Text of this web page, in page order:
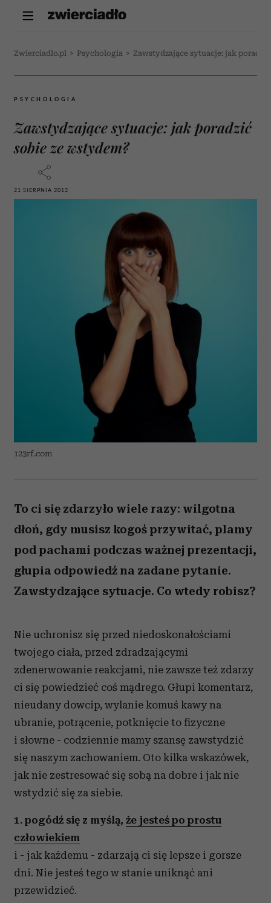
Zwierciadlo.pl > Psychologia > Zawstydzające sytuacje: jak
PSYCHOLOGIA
Zawstydzające sytuacje: jak poradzić
sobie ze wstydem?
21 SIERPNIA 2012
123rf.com
To ci się zdarzyło wiele razy: wilgotna
dłoń, gdy musisz kogoś przywitać, plamy
pod pachami podczas ważnej prezentacji,
głupia odpowiedź na zadane pytanie.
Zawstydzające sytuacje. Co wtedy robisz?
Nie uchronisz się przed niedoskonałościami
twojego ciała, przed zdradzającymi
zdenerwowanie reakcjami, nie zawsze też zdarzy
ci się powiedzieć coś mądrego. Głupi komentarz,
nieudany dowcip, wylanie komuś kawy na
ubranie, potrącenie, potknięcie to fizyczne
i słowne - codziennie mamy szansę zawstydzić
się naszym zachowaniem. Oto kilka wskazówek,
jak nie zestresować się sobą na dobre i jak nie
wstydzić się za siebie.
1. pogódź się z myślą, że jesteś po prostu
człowiekiem
i - jak każdemu - zdarzają ci się lepsze i gorsze
dni. Nie jesteś tego w stanie uniknąć ani
przewidzieć.